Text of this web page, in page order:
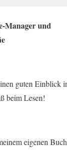
Manager und
guten Einblick
beim Lesen!
eigenen